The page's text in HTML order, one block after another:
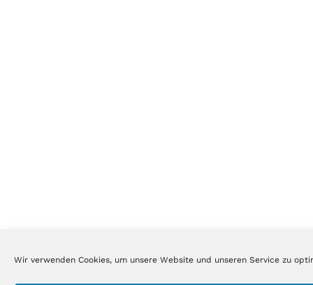
Wir verwenden Cookies, um unsere Website und unseren Service zu